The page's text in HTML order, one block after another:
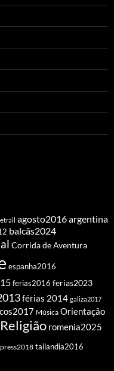
agosto2016argentina
balcãs2024
Corrida de Aventura
espanha2016
ferias2016 ferias2023
férias 2014 galiza2017
Música Orientação
Religião romenia2025
tailandia2016